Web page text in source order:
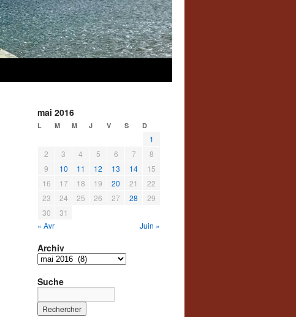
mai 2016
L M M J V S D
1
2
3 4 5 6 7
8
9
10 11 12 13 14
15
16
17 18 19 20 21
22
23
24 25 26 27 28
29
30
31
« Avr
Juin »
Archiv
Archiv
Suche